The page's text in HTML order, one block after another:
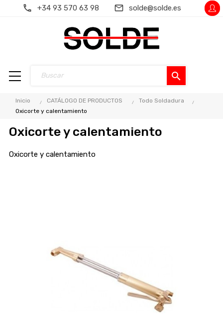
+34 93 570 63 98 solde@solde.es
search
Inicio CATÁLOGO DE PRODUCTOS
Todo Soldadura
Oxicorte y calentamiento
Oxicorte y calentamiento
Oxicorte y calentamiento